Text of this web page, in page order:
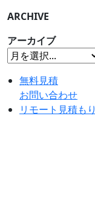
ARCHIVE
アーカイブ
無料見積
お問い合わせ
リモート見積もり